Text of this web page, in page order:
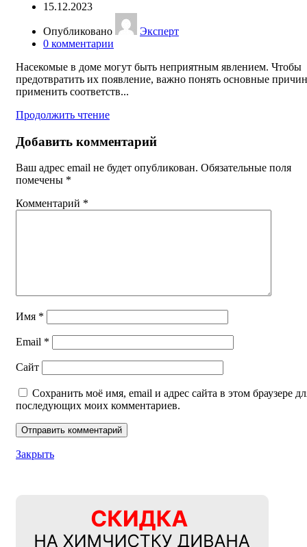
15.12.2023
Опубликовано
Эксперт
0 комментарии
Насекомые в доме могут быть неприятным явлением. Чтобы
предотвратить их появление, важно понять основные
применить соответств...
Продолжить чтение
Добавить комментарий
Ваш адрес email не будет опубликован. Обязательные поля
помечены *
Комментарий *
Имя *
Email *
Сайт
Сохранить моё имя, email и адрес сайта в этом браузере
последующих моих комментариев.
Закрыть